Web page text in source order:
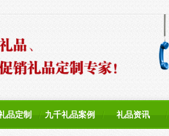
品定制 九千礼品案例 礼品资讯